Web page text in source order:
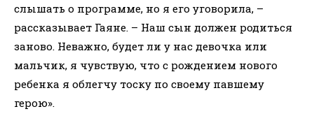
слышать о программе, но я его уговорила, –
рассказывает Гаяне. – Наш сын должен родиться
заново. Неважно, будет ли у нас девочка или
мальчик, я чувствую, что с рождением нового
ребенка я облегчу тоску по своему павшему
герою».